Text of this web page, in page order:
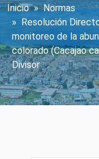
Sobrescribir
Inicio
Normas
Resolución
monitoreo de la
colorado (Cacajao
Divisor